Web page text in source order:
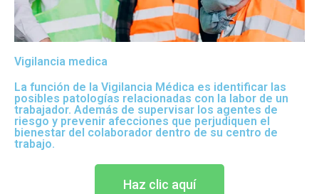
Vigilancia medica
La función de la Vigilancia Médica es identificar las
posibles patologías relacionadas con la labor de un
trabajador. Además de supervisar los agentes de
riesgo y prevenir afecciones que perjudiquen el
bienestar del colaborador dentro de su centro de
trabajo.
Haz clic aquí